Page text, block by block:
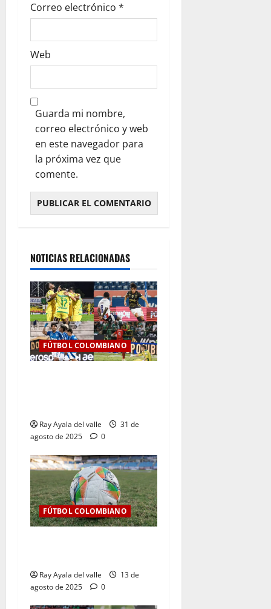
Correo electrónico *
Web
Guarda mi nombre,
correo electrónico y web
en este navegador para
la próxima vez que
comente.
NOTICIAS RELACIONADAS
FÚTBOL COLOMBIANO
Ray Ayala del valle
31 de
agosto de 2025
0
FÚTBOL COLOMBIANO
Ray Ayala del valle
13 de
agosto de 2025
0